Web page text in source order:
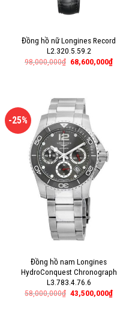
Đồng hồ nữ Longines Record
L2.320.5.59.2
98,000,000₫ 68,600,000₫
-25%
Đồng hồ nam Longines
HydroConquest Chronograph
L3.783.4.76.6
58,000,000₫ 43,500,000₫